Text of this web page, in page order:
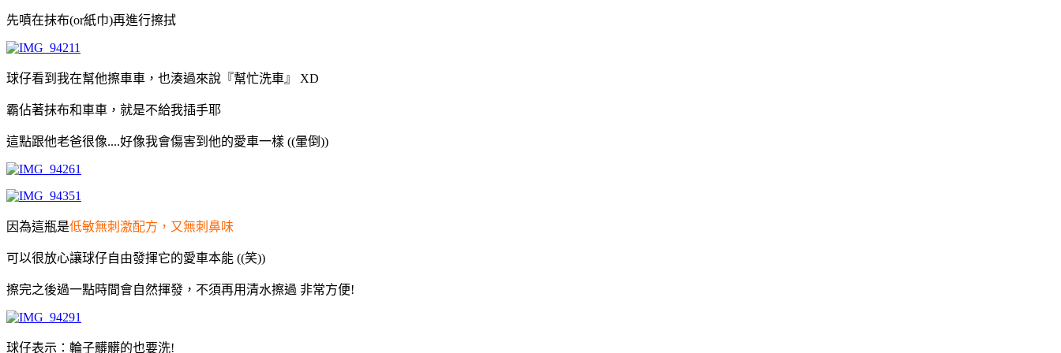
先噴在抹布(or紙巾)再進行擦拭
球仔看到我在幫他擦車車，也湊過來說『幫忙洗車』 XD
霸佔著抹布和車車，就是不給我插手耶
這點跟他老爸很像....好像我會傷害到他的愛車一樣 ((暈倒))
因為這瓶是低敏無刺激配方，又無刺鼻味
可以很放心讓球仔自由發揮它的愛車本能 ((笑))
擦完之後過一點時間會自然揮發，不須再用清水擦過 非常方便!
球仔表示：輪子髒髒的也要洗!